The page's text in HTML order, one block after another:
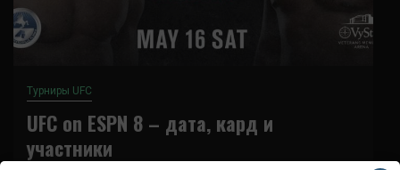
Турниры UFC
UFC on ESPN 8 – дата, кард и
участники